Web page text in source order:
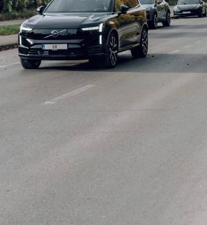
13
117 resultaten
MIDSOMMAR
10606735
Volvo XC40 Core B3 Mild-hybride